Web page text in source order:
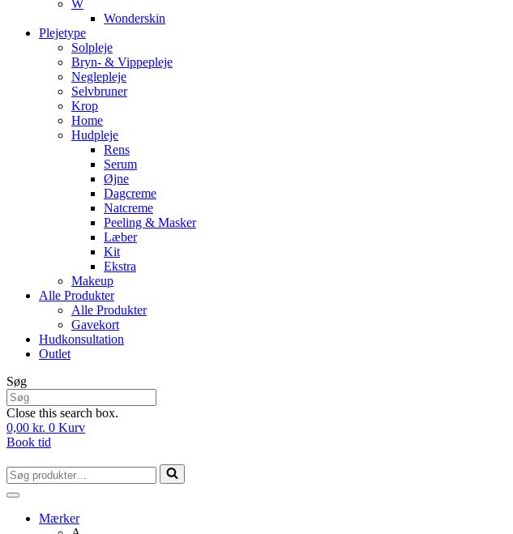
W
Wonderskin
Plejetype
Solpleje
Bryn- & Vippepleje
Neglepleje
Selvbruner
Krop
Home
Hudpleje
Rens
Serum
Øjne
Dagcreme
Natcreme
Peeling & Masker
Læber
Kit
Ekstra
Makeup
Alle Produkter
Alle Produkter
Gavekort
Hudkonsultation
Outlet
Søg
Close this search box.
0,00 kr. 0 Kurv
Book tid
Søg
efter...
Mærker